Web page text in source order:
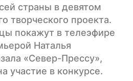
страны в девятом
творческого проекта.
покажут в телеэфире
Наталья
«Север-Прессу»,
участие в конкурсе.